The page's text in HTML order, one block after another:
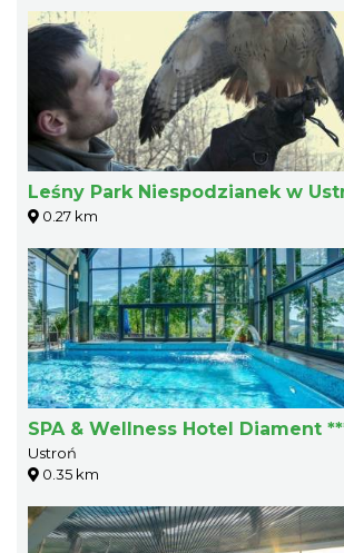
Leśny Park Niespodzianek w
0.27 km
SPA & Wellness Hotel Diament
Ustroń
0.35 km